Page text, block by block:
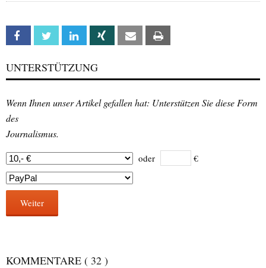
Facebook Twitter Linkedin Xing Email
UNTERSTÜTZUNG
Wenn Ihnen unser Artikel gefallen hat: Unterstützen Sie diese Form
des
Journalismus.
oder €
Weiter
KOMMENTARE ( 32 )